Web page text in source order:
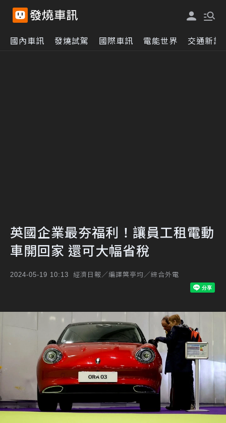
國內車訊 發燒試駕 國際車訊 電能世界 交通新訊
英國企業最夯福利！讓員工租電動
車開回家 還可大幅省稅
2024-05-19 10:13 經濟日報／編譯葉亭均／綜合外電